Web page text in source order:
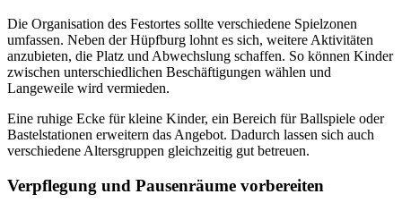
Die Organisation des Festortes sollte verschiedene Spielzonen
umfassen. Neben der Hüpfburg lohnt es sich, weitere Aktivitäten
anzubieten, die Platz und Abwechslung schaffen. So können Kinder
zwischen unterschiedlichen Beschäftigungen wählen und
Langeweile wird vermieden.
Eine ruhige Ecke für kleine Kinder, ein Bereich für Ballspiele oder
Bastelstationen erweitern das Angebot. Dadurch lassen sich auch
verschiedene Altersgruppen gleichzeitig gut betreuen.
Verpflegung und Pausenräume vorbereiten